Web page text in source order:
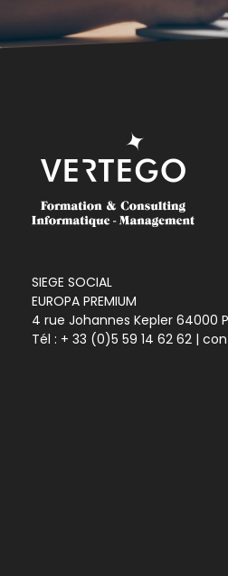
SIEGE SOCIAL
EUROPA PREMIUM
4 rue Johannes Kepler 64000
Tél : + 33 (0)5 59 14 62 62 |